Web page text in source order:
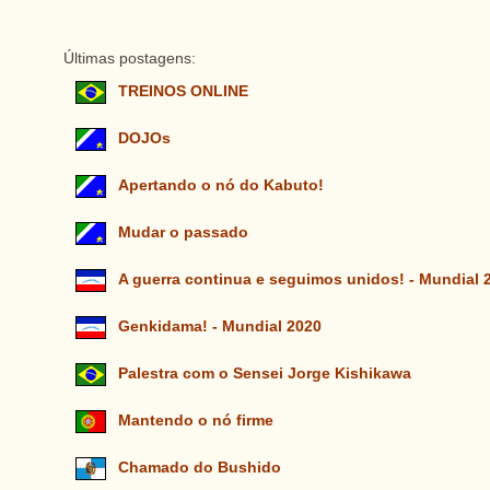
Últimas postagens:
TREINOS ONLINE
DOJOs
Apertando o nó do Kabuto!
Mudar o passado
A guerra continua e seguimos unidos! - Mundial
Genkidama! - Mundial 2020
Palestra com o Sensei Jorge Kishikawa
Mantendo o nó firme
Chamado do Bushido